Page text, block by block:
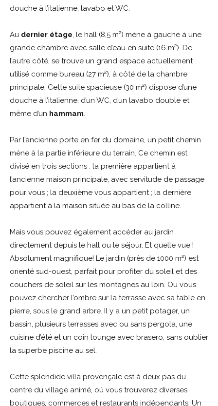
douche à l’italienne, lavabo et WC.
Au dernier étage , le hall (8,5 m²) mène à gauche à une
grande chambre avec salle d’eau en suite (16 m²). De
l’autre côté, se trouve un grand espace actuellement
utilisé comme bureau (27 m²), à côté de la chambre
principale. Cette suite spacieuse (30 m²) dispose d’une
douche à l’italienne, d’un WC, d’un lavabo double et
même d’un hammam
Par l’ancienne porte en fer du domaine, un petit chemin
mène à la partie inférieure du terrain. Ce chemin est
divisé en trois sections : la première appartient à
l’ancienne maison principale, avec servitude de passage
pour vous ; la deuxième vous appartient ; la dernière
appartient à la maison située au bas de la colline.
Mais vous pouvez également accéder au jardin
directement depuis le hall ou le séjour. Et quelle vue !
Absolument magnifique! Le jardin (près de 1000 m²) est
orienté sud-ouest, parfait pour profiter du soleil et des
couchers de soleil sur les montagnes au loin. Ou vous
pouvez chercher l’ombre sur la terrasse avec sa table en
pierre, sous le grand arbre. Il y a un petit potager, un
bassin, plusieurs terrasses avec ou sans pergola, une
cuisine d’été et un coin lounge avec brasero, sans oublier
la superbe piscine au sel.
Cette splendide villa provençale est à deux pas du
centre du village animé, où vous trouverez diverses
boutiques, commerces et restaurants indépendants. Un